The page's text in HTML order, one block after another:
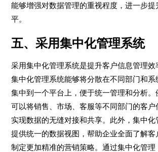
能够增强对数据管理的重视程度，进一步提
平。
五、采用集中化管理系统
采用集中化管理系统是提升客户信息管理效
集中化管理系统能够将分散在不同部门和系
集中到一个平台上，便于统一管理和分析
可以将销售、市场、客服等不同部门的客户
实现数据的无缝对接和共享。此外，集中化
提供统一的数据视图，帮助企业全面了解客
制定更加精准的营销策略。通过集中化管理